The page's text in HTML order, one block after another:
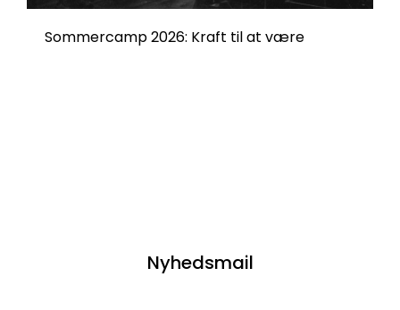
Sommercamp 2026: Kraft til at være
Nyhedsmail